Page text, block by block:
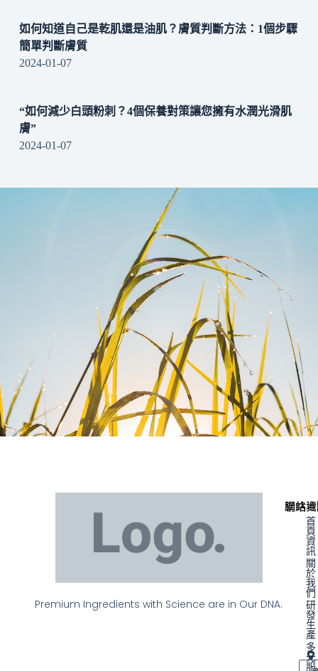
如何知道自己是乾肌還是油肌？膚質判斷方法：1個步驟
簡單判斷膚質
2024-01-07
“如何減少白頭粉刺？4個保養對策讓您擁有水潤光滑肌
膚”
2024-01-07
Premium Ingredients with Science are in Our DNA.
聯絡
網站
首
頁
資
訊
關
於
我
們
研
發
生
產
多
元
服